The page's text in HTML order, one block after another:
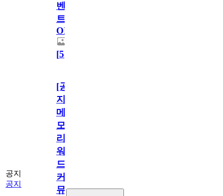
벤
트
OPEN!
[5]
공지
공지
[공
지]
메
모
리
워
드
커
뮤